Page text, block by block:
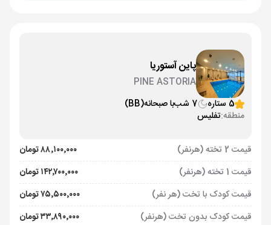
پاین آستوریا
PINE ASTORIA
5 ستاره
7 شب با صبحانه(BB)
منطقه:تفلیس
قیمت 2 تخته (هرنفر)
۸۸٬۱۰۰٬۰۰۰ تومان
قیمت 1 تخته (هرنفر)
۱۴۲٬۷۰۰٬۰۰۰ تومان
قیمت کودک با تخت (هر نفر)
۷۵٬۵۰۰٬۰۰۰ تومان
قیمت کودک بدون تخت (هرنفر)
۳۳٬۸۹۰٬۰۰۰ تومان